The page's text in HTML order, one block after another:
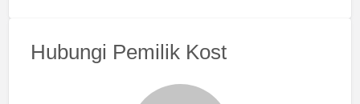
Hubungi Pemilik Kost